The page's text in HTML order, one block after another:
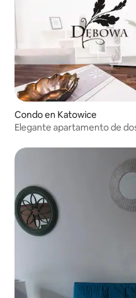
Condo en Katowice
Elegante apartamento de